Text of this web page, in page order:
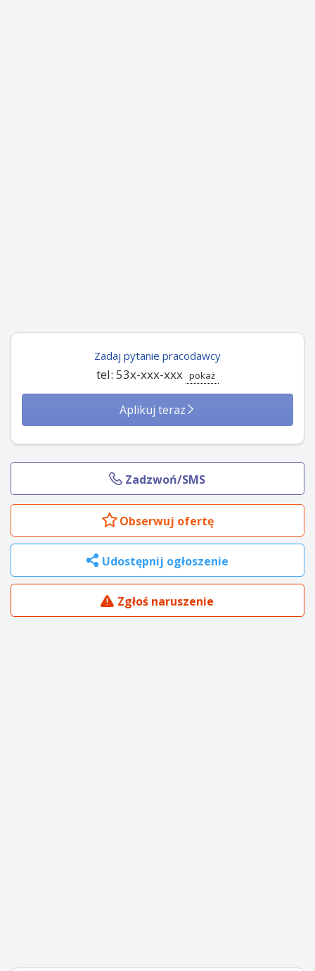
Zadaj pytanie pracodawcy
tel: 53x-xxx-xxx pokaż
Aplikuj teraz
Zadzwoń/SMS
Obserwuj ofertę
Udostępnij ogłoszenie
Zgłoś naruszenie